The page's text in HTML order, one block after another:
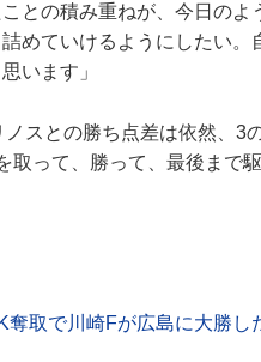
との積み重ねが、今日のよ
めていけるようにしたい。
います」
スとの勝ち点差は依然、3
って、勝って、最後まで駆
奪取で川崎Fが広島に大勝し